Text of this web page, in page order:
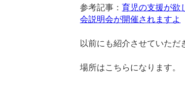
参考記事： 育児の支援が欲
会説明会が開催されますよ
以前にも紹介させていただ
場所はこちらになります。